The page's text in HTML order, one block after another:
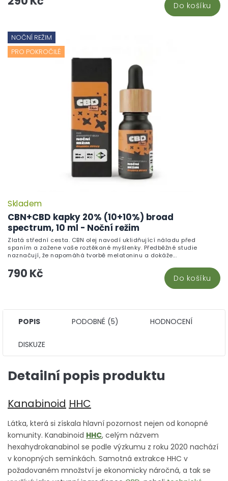
Do košíku
NOČNÍ REŽIM
PRO POKROČILÉ
CBN+CBD kapky 20% (10+10%) broad
spectrum, 10 ml - Noční režim
Skladem
790 Kč Do košíku
Zlatá střední cesta. CBN olej navodí uklidňující náladu před
spaním a zažene vaše roztěkané myšlenky. Předběžné studie
naznačují, že napomáhá tvorbě melatoninu a dokáže...
POPIS PODOBNÉ (5) HODNOCENÍ
DISKUZE
Detailní popis produktu
Kanabinoid HHC
Látka, která si získala hlavní pozornost nejen od konopné
komunity. Kanabinoid HHC, celým názvem
hexahydrokanabinol se podle výzkumu z roku 2020 nachází
v konopných semínkách. Samotná extrakce HHC v
požadovaném množství je ekonomicky náročná, a tak se